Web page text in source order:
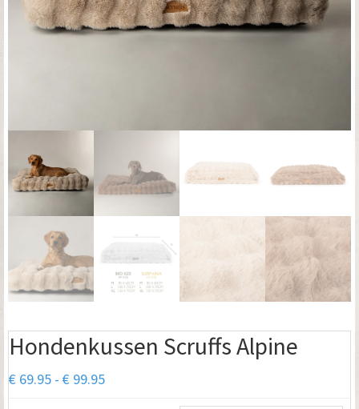
Hondenkussen Scruffs Alpine
€ 69.95 - € 99.95Prijsklasse: